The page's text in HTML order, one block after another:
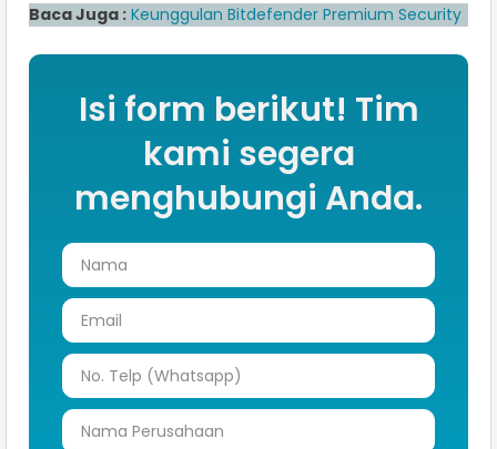
Baca Juga : Keunggulan Bitdefender Premium Security
Isi form berikut! Tim
kami segera
menghubungi Anda.